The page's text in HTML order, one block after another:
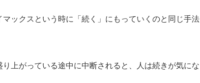
ックスという時に「続く」にもっていくのと同じ手法
り上がっている途中に中断されると、人は続きが気にな